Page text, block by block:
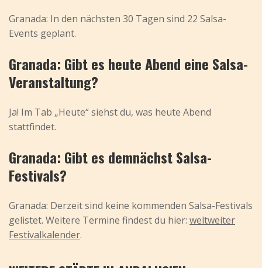
Granada: In den nächsten 30 Tagen sind 22 Salsa-
Events geplant.
Granada: Gibt es heute Abend eine Salsa-
Veranstaltung?
Ja! Im Tab „Heute“ siehst du, was heute Abend
stattfindet.
Granada: Gibt es demnächst Salsa-
Festivals?
Granada: Derzeit sind keine kommenden Salsa-Festivals
gelistet. Weitere Termine findest du hier: weltweiter
Festivalkalender.